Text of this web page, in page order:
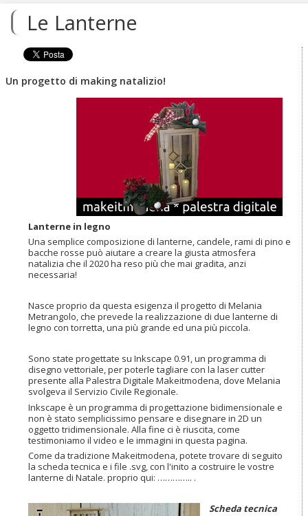
contenuti.
Salta
navigazione
Le Lanterne
Un progetto di making natalizio!
Lanterne in legno
Una semplice composizione di lanterne, candele, rami di pino e
bacche rosse può aiutare a creare la giusta atmosfera
natalizia che il 2020 ha reso più che mai gradita, anzi
necessaria!
Nasce proprio da questa esigenza il progetto di Melania
Metrangolo, che prevede la realizzazione di due lanterne di
legno con torretta, una più grande ed una più piccola.
Sono state progettate su Inkscape 0.91, un programma di
disegno vettoriale, per poterle tagliare con la laser cutter
presente alla Palestra Digitale Makeitmodena, dove Melania
svolgeva il Servizio Civile Regionale.
Inkscape è un programma di progettazione bidimensionale e
non è stato semplicissimo pensare e disegnare in 2D un
oggetto tridimensionale. Alla fine ci è riuscita, come
testimoniamo il video e le immagini in questa pagina.
Come da tradizione Makeitmodena, potete trovare di seguito
la scheda tecnica e i file .svg, con l'inito a costruire le vostre
lanterne di Natale. proprio qui: ………….. .
Scheda tecnica